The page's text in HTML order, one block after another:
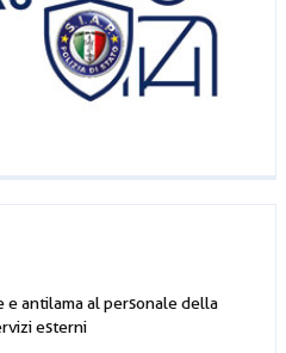
antilama al personale della
esterni